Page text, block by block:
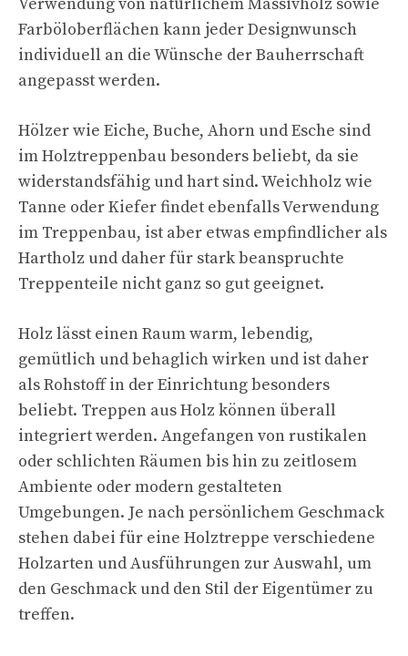
Farböloberflächen kann jeder Designwunsch
individuell an die Wünsche der Bauherrschaft
angepasst werden.
Hölzer wie Eiche, Buche, Ahorn und Esche sind
im Holztreppenbau besonders beliebt, da sie
widerstandsfähig und hart sind. Weichholz wie
Tanne oder Kiefer findet ebenfalls Verwendung
im Treppenbau, ist aber etwas empfindlicher als
Hartholz und daher für stark beanspruchte
Treppenteile nicht ganz so gut geeignet.
Holz lässt einen Raum warm, lebendig,
gemütlich und behaglich wirken und ist daher
als Rohstoff in der Einrichtung besonders
beliebt. Treppen aus Holz können überall
integriert werden. Angefangen von rustikalen
oder schlichten Räumen bis hin zu zeitlosem
Ambiente oder modern gestalteten
Umgebungen. Je nach persönlichem Geschmack
stehen dabei für eine Holztreppe verschiedene
Holzarten und Ausführungen zur Auswahl, um
den Geschmack und den Stil der Eigentümer zu
treffen.